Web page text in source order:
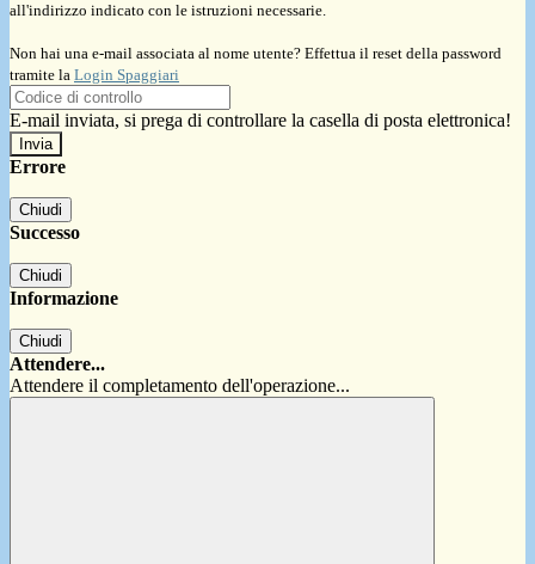
all'indirizzo indicato con le istruzioni necessarie.
Non hai una e-mail associata al nome utente? Effettua il reset della password
tramite la Login Spaggiari
E-mail inviata, si prega di controllare la casella di posta elettronica!
Errore
Chiudi
Successo
Chiudi
Informazione
Chiudi
Attendere...
Attendere il completamento dell'operazione...